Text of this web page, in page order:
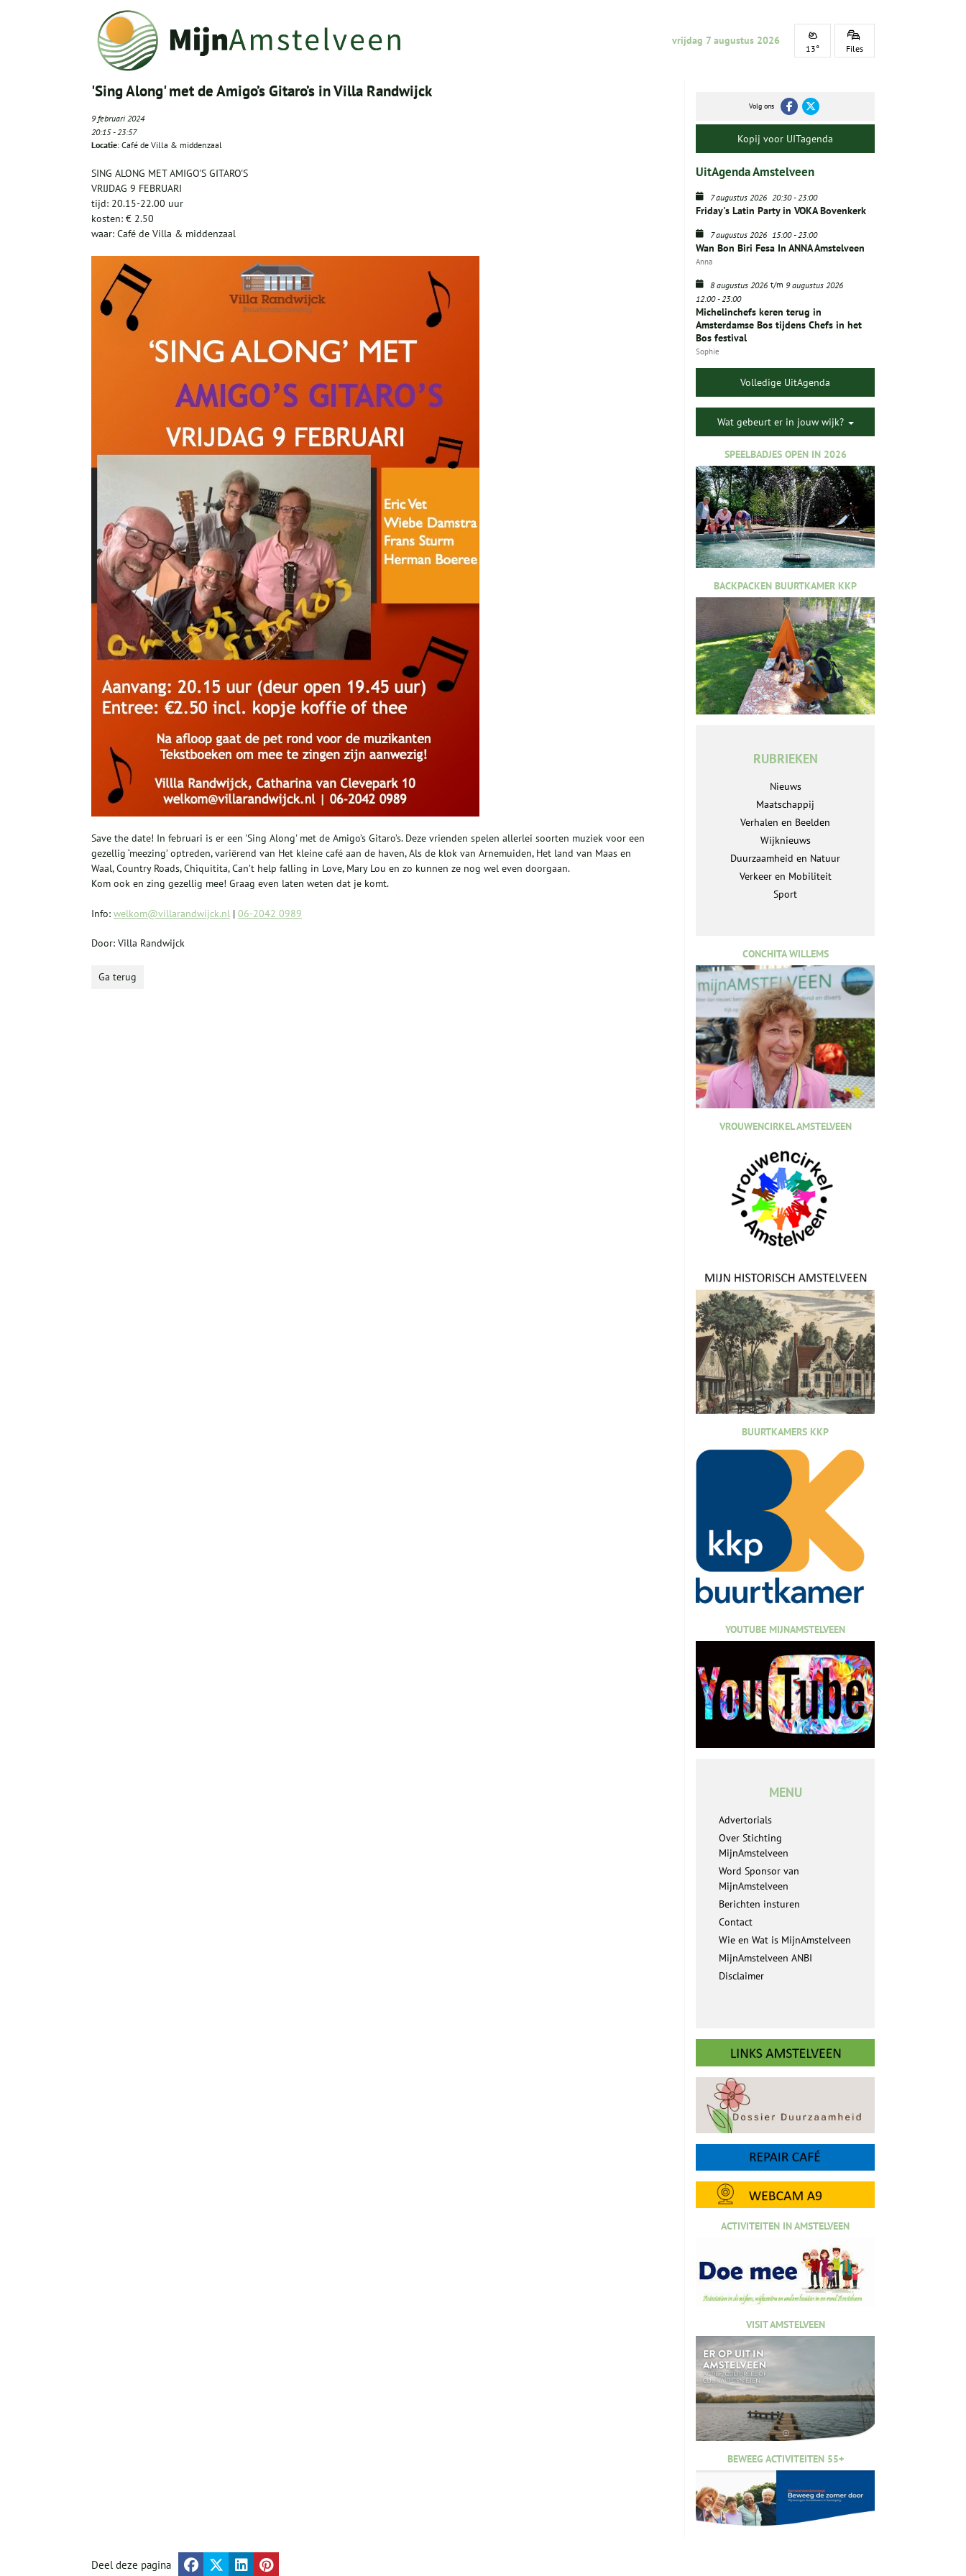
vrijdag 7 augustus 2026
13° Files
'Sing Along' met de Amigo’s Gitaro’s in Villa Randwijck
9 februari 2024
20:15-23:57
Locatie: Café de Villa & middenzaal
SING ALONG MET AMIGO'S GITARO'S
VRIJDAG 9 FEBRUARI
tijd: 20.15-22.00 uur
kosten: € 2.50
waar: Café de Villa & middenzaal
Save the date! In februari is er een 'Sing Along' met de Amigo’s Gitaro’s. Deze vrienden spelen allerlei soorten muziek voor een
gezellig ‘meezing’ optreden, variërend van Het kleine café aan de haven, Als de klok van Arnemuiden, Het land van Maas en
Waal, Country Roads, Chiquitita, Can’t help falling in Love, Mary Lou en zo kunnen ze nog wel even doorgaan.
Kom ook en zing gezellig mee! Graag even laten weten dat je komt.
Info: welkom@villarandwijck.nl | 06-2042 0989
Door: Villa Randwijck
Ga terug
Volg ons
Kopij voor UITagenda
UitAgenda Amstelveen
7 augustus 2026 20:30-23:00
Friday's Latin Party in VOKA Bovenkerk
7 augustus 2026 15:00-23:00
Wan Bon Biri Fesa In ANNA Amstelveen
Anna
8 augustus 2026 t/m 9 augustus 2026
12:00-23:00
Michelinchefs keren terug in
Amsterdamse Bos tijdens Chefs in het
Bos festival
Sophie
Volledige UitAgenda
Wat gebeurt er in jouw wijk?
SPEELBADJES OPEN IN 2026
BACKPACKEN BUURTKAMER KKP
RUBRIEKEN
Nieuws
Maatschappij
Verhalen en Beelden
Wijknieuws
Duurzaamheid en Natuur
Verkeer en Mobiliteit
Sport
CONCHITA WILLEMS
VROUWENCIRKEL AMSTELVEEN
BUURTKAMERS KKP
YOUTUBE MIJNAMSTELVEEN
MENU
Advertorials
Over Stichting
MijnAmstelveen
Word Sponsor van
MijnAmstelveen
Berichten insturen
Contact
Wie en Wat is MijnAmstelveen
MijnAmstelveen ANBI
Disclaimer
ACTIVITEITEN IN AMSTELVEEN
VISIT AMSTELVEEN
BEWEEG ACTIVITEITEN 55+
Deel deze pagina